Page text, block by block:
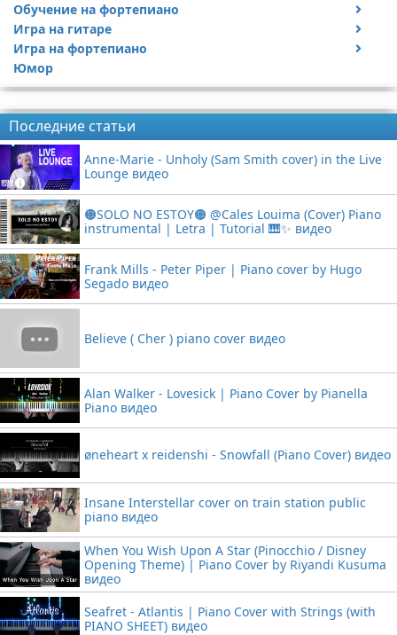
Видео обучение на гитаре
Обучение на фортепиано
Видео обучение на фортепиано
Игра на гитаре
Видео с игрой на гитаре
Статьи про гитары
Игра на фортепиано
Видео с игрой на фортепиано
Юмор
Последние статьи
Anne-Marie - Unholy (Sam Smith cover) in the Live
Lounge видео
🟠SOLO NO ESTOY🟠 @Cales Louima (Cover) Piano
instrumental | Letra | Tutorial 🎹✨ видео
Frank Mills - Peter Piper | Piano cover by Hugo
Segado видео
Believe ( Cher ) piano cover видео
Alan Walker - Lovesick | Piano Cover by Pianella
Piano видео
øneheart x reidenshi - Snowfall (Piano Cover) видео
Insane Interstellar cover on train station public
piano видео
When You Wish Upon A Star (Pinocchio / Disney
Opening Theme) | Piano Cover by Riyandi Kusuma
видео
Seafret - Atlantis | Piano Cover with Strings (with
PIANO SHEET) видео